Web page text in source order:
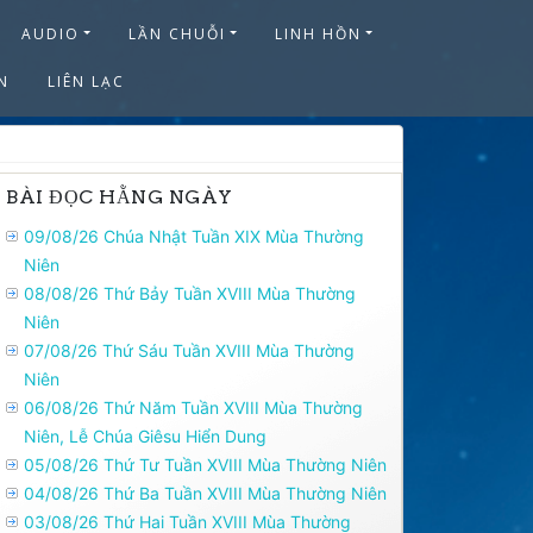
AUDIO LẦN CHUỖI LINH HỒN
LIÊN LẠC
BÀI ĐỌC HẰNG NGÀY
09/08/26 Chúa Nhật Tuần XIX Mùa Thường
Niên
08/08/26 Thứ Bảy Tuần XVIII Mùa Thường
Niên
07/08/26 Thứ Sáu Tuần XVIII Mùa Thường
Niên
06/08/26 Thứ Năm Tuần XVIII Mùa Thường
Niên, Lễ Chúa Giêsu Hiển Dung
05/08/26 Thứ Tư Tuần XVIII Mùa Thường Niên
04/08/26 Thứ Ba Tuần XVIII Mùa Thường Niên
03/08/26 Thứ Hai Tuần XVIII Mùa Thường